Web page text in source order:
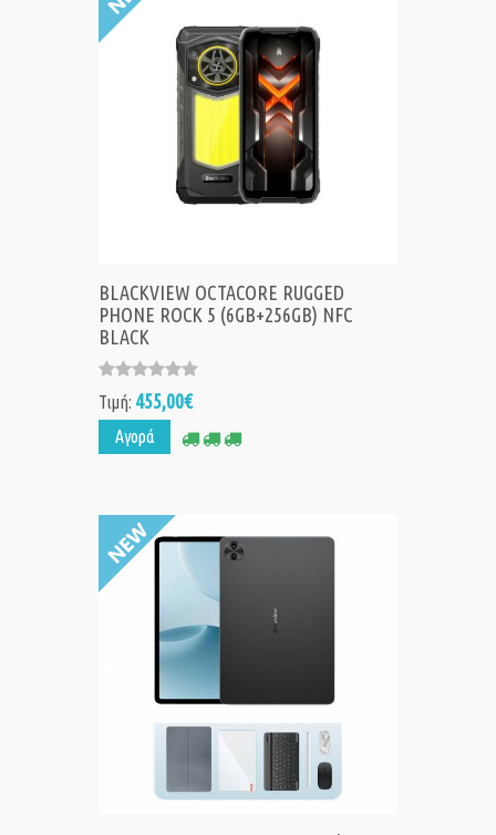
BLACKVIEW OCTACORE RUGGED
PHONE ROCK 5 (6GB+256GB) NFC
BLACK
Τιμή: 455,00€
Αγορά